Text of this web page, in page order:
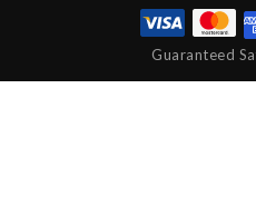
Guaranteed